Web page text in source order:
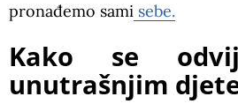
pronađemo sami sebe.
Kako se
unutrašnjim